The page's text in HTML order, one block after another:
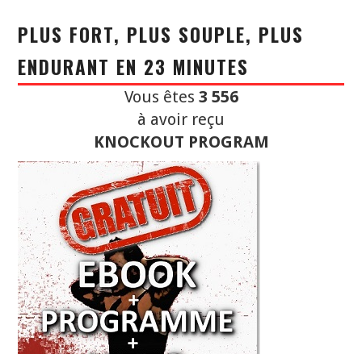
PLUS FORT, PLUS SOUPLE, PLUS
ENDURANT EN 23 MINUTES
Vous êtes 3 556
à avoir reçu
KNOCKOUT PROGRAM